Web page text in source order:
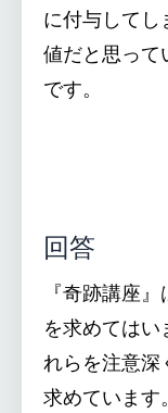
に付与して
値だと思って
です。
回答
『奇跡講座
を求めては
れらを注意深
求めています